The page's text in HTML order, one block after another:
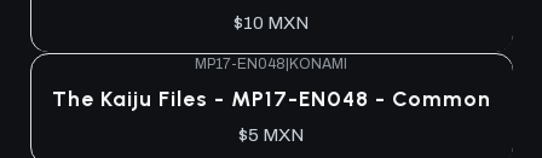
$10 MXN
MP17-EN048|KONAMI
The Kaiju Files - MP17-EN048 - Common
$5 MXN